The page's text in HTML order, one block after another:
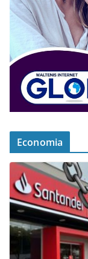
Economia